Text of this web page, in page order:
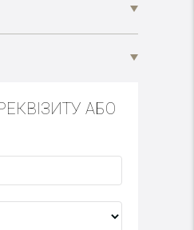
АБО